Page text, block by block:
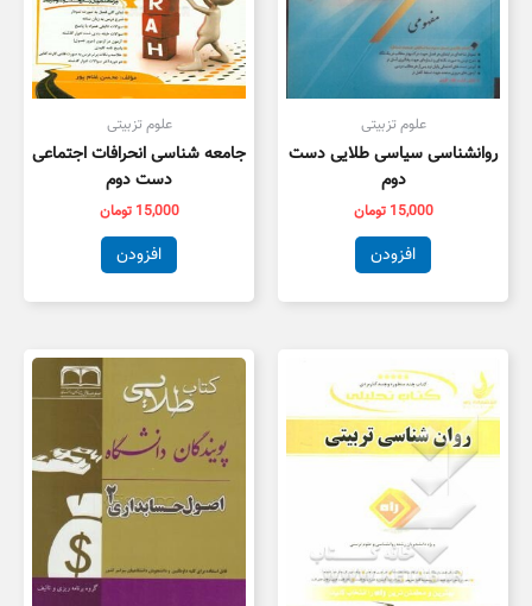
علوم تزبیتی
روانشناسی سیاسی طلایی دست
دوم
15,000 تومان
افزودن
علوم تزبیتی
جامعه شناسی انحرافات اجتماعی
دست دوم
15,000 تومان
افزودن